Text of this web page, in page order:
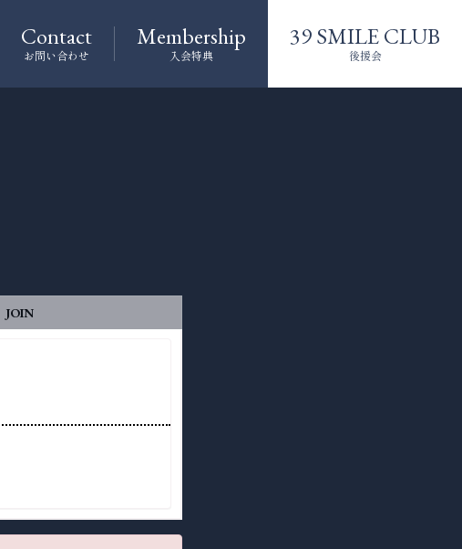
Contact
お問い合わせ
Membership
入会特典
39 SMILE CLUB
後援会
JOIN